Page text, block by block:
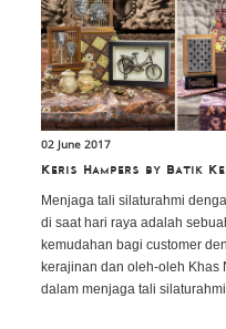
02 June 2017
Keris Hampers by Batik
Menjaga tali silaturahmi
di saat hari raya adalah
kemudahan bagi customer
kerajinan dan oleh-oleh Khas
dalam menjaga tali silaturahmi